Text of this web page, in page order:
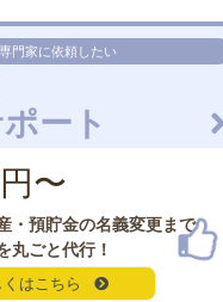
門家に依頼したい
ート
円〜
・預貯金の名義変更まで
丸ごと代行！
はこちら